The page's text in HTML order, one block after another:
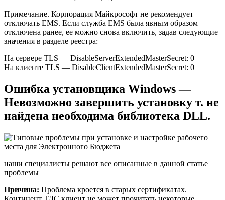
Примечание. Корпорация Майкрософт не рекомендует
отключать EMS. Если служба EMS была явным образом
отключена ранее, ее можно снова включить, задав следующие
значения в разделе реестра:
На сервере TLS — DisableServerExtendedMasterSecret: 0
На клиенте TLS — DisableClientExtendedMasterSecret: 0
Ошибка установщика Windows —
Невозможно завершить установку т. не
найдена необходима библиотека DLL.
наши специалисты решают все описанные в данной статье
проблемы
Причина: Проблема кроется в старых сертификатах.